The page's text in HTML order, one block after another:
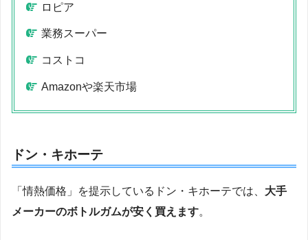
ロピア
業務スーパー
コストコ
Amazonや楽天市場
ドン・キホーテ
「情熱価格」を提示しているドン・キホーテでは、 大手
メーカーのボトルガムが安く買えます。